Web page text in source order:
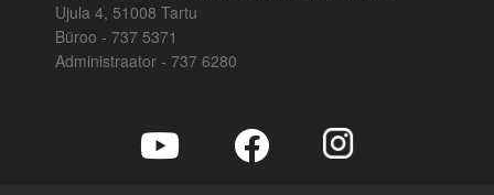
Ujula 4, 51008 Tartu
Büroo - 737 5371
Administraator - 737 6280